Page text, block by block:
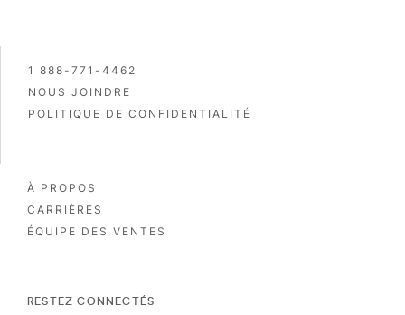
1 888-771-4462
NOUS JOINDRE
POLITIQUE DE CONFIDENTIALITÉ
À PROPOS
CARRIÈRES
ÉQUIPE DES VENTES
RESTEZ CONNECTÉS